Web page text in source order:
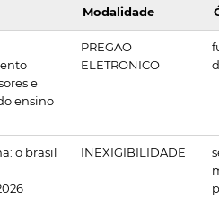
Modalidade
e
ensino
PREGAO
ELETRONICO
o brasil
INEXIGIBILIDADE